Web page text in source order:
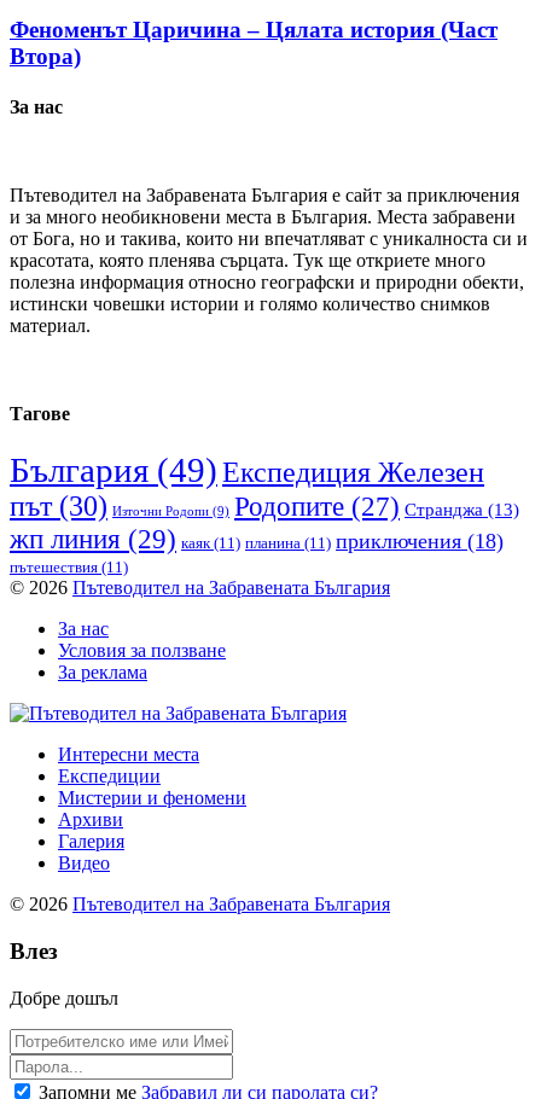
Феноменът Царичина – Цялата история (Част
Втора)
За нас
Пътеводител на Забравената България е сайт за приключения
и за много необикновени места в България. Места забравени
от Бога, но и такива, които ни впечатляват с уникалноста си и
красотата, която пленява сърцата. Тук ще откриете много
полезна информация относно географски и природни обекти,
истински човешки истории и голямо количество снимков
материал.
Тагове
България (49)Експедиция Железен
път(30) Източни Родопи (9) Родопите (27) Странджа (13)
жп линия (29) каяк(11) планина (11) приключения (18)
пътешествия (11)
© 2026 Пътеводител на Забравената България
За нас
Условия за ползване
За реклама
Интересни места
Експедиции
Мистерии и феномени
Архиви
Галерия
Видео
© 2026 Пътеводител на Забравената България
Влез
Добре дошъл
Запомни ме Забравил ли си паролата си?